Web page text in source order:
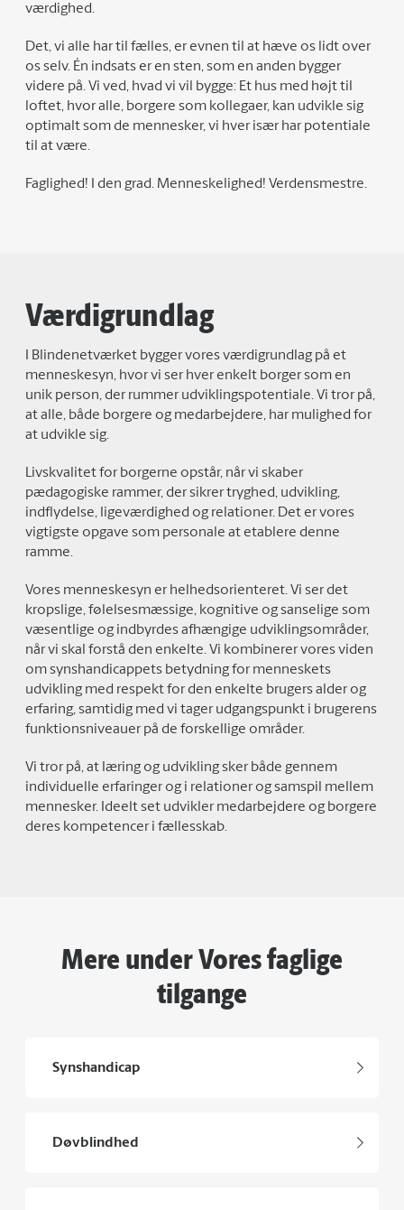
værdighed.
Det, vi alle har til fælles, er evnen til at hæve os lidt over
os selv. Én indsats er en sten, som en anden bygger
videre på. Vi ved, hvad vi vil bygge: Et hus med højt til
loftet, hvor alle, borgere som kollegaer, kan udvikle sig
optimalt som de mennesker, vi hver især har potentiale
til at være.
Faglighed! I den grad. Menneskelighed! Verdensmestre.
Værdigrundlag
I Blindenetværket bygger vores værdigrundlag på et
menneskesyn, hvor vi ser hver enkelt borger som en
unik person, der rummer udviklingspotentiale. Vi tror på,
at alle, både borgere og medarbejdere, har mulighed for
at udvikle sig.
Livskvalitet for borgerne opstår, når vi skaber
pædagogiske rammer, der sikrer tryghed, udvikling,
indflydelse, ligeværdighed og relationer. Det er vores
vigtigste opgave som personale at etablere denne
ramme.
Vores menneskesyn er helhedsorienteret. Vi ser det
kropslige, følelsesmæssige, kognitive og sanselige som
væsentlige og indbyrdes afhængige udviklingsområder,
når vi skal forstå den enkelte. Vi kombinerer vores viden
om synshandicappets betydning for menneskets
udvikling med respekt for den enkelte brugers alder og
erfaring, samtidig med vi tager udgangspunkt i brugerens
funktionsniveauer på de forskellige områder.
Vi tror på, at læring og udvikling sker både gennem
individuelle erfaringer og i relationer og samspil mellem
mennesker. Ideelt set udvikler medarbejdere og borgere
deres kompetencer i fællesskab.
Mere under Vores faglige
tilgange
Synshandicap
Døvblindhed